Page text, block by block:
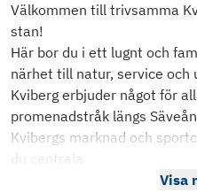
Välkommen till trivsamma
stan!
Här bor du i ett lugnt och
närhet till natur, service
Kviberg erbjuder något för
promenadstråk längs
Kvibergs marknad och
du centrala
Visa